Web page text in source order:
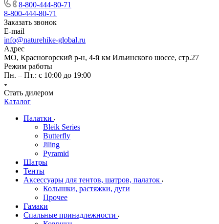
8-800-444-80-71
8-800-444-80-71
Заказать звонок
E-mail
info@naturehike-global.ru
Адрес
МО, Красногорский р-н, 4-й км Ильинского шоссе, стр.27
Режим работы
Пн. – Пт.: с 10:00 до 19:00
Стать дилером
Каталог
Палатки
Bleik Series
Butterfly
Jiling
Pyramid
Шатры
Тенты
Аксессуары для тентов, шатров, палаток
Колышки, растяжки, дуги
Прочее
Гамаки
Спальные принадлежности